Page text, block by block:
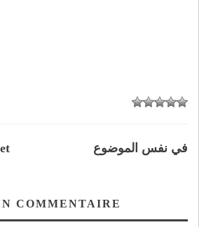
في نفس الموضوع
COMMENTAIRE